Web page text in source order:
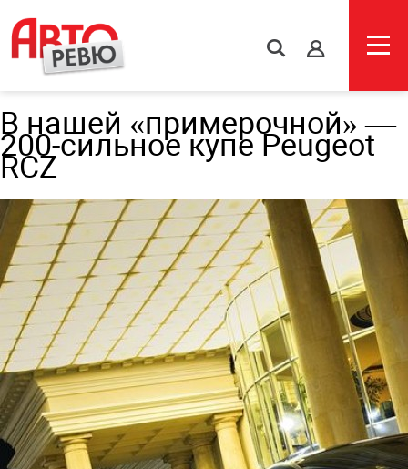
s
В нашей «примерочной» —
200-сильное купе Peugeot
RCZ